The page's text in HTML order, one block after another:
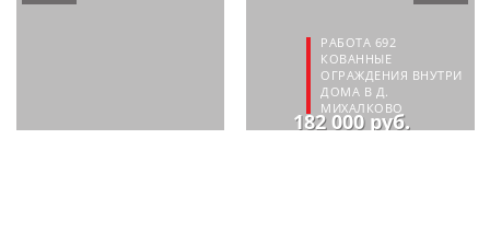
РАБОТА 692
КОВАННЫЕ
ОГРАЖДЕНИЯ ВНУТРИ
ДОМА В Д.
МИХАЛКОВО
182 000 руб.